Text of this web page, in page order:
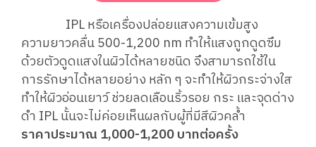
IPL หรือเครื่องปล่อยแสงความเข้มสูง
ความยาวคลื่น 500-1,200 nm ทำให้แสงถูกดูดซึม
ด้วยตัวดูดแสงในผิวได้หลายชนิด จึงสามารถใช้ใน
การรักษาได้หลายอย่าง หลัก ๆ จะทำให้ผิวกระจ่างใส
ทำให้ผิวอ่อนเยาว์ ช่วยลดเลือนริ้วรอย กระ และจุดด่าง
ดำ IPL นั้นจะไม่ค่อยเห็นผลกับผู้ที่มีสีผิวคล้ำ
ราคาประมาณ 1,000-1,200 บาทต่อครั้ง